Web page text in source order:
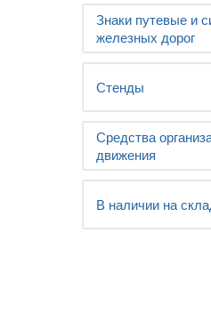
Знаки путевые и
железных дорог
Стенды
Средства
движения
В наличии на